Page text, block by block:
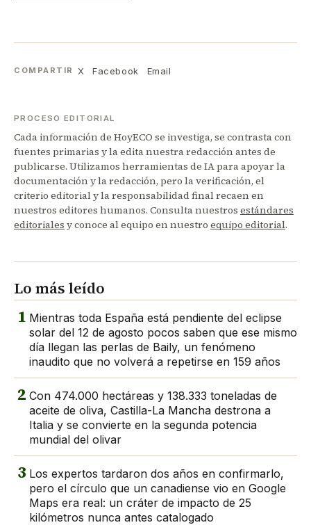
COMPARTIR X Facebook Email
PROCESO EDITORIAL
Cada información de HoyECO se investiga, se contrasta con
fuentes primarias y la edita nuestra redacción antes de
publicarse. Utilizamos herramientas de IA para apoyar la
documentación y la redacción, pero la verificación, el
criterio editorial y la responsabilidad final recaen en
nuestros editores humanos. Consulta nuestros estándares
editoriales y conoce al equipo en nuestro equipo editorial.
Lo más leído
1 Mientras toda España está pendiente del eclipse
solar del 12 de agosto pocos saben que ese mismo
día llegan las perlas de Baily, un fenómeno
inaudito que no volverá a repetirse en 159 años
2 Con 474.000 hectáreas y 138.333 toneladas de
aceite de oliva, Castilla-La Mancha destrona a
Italia y se convierte en la segunda potencia
mundial del olivar
3 Los expertos tardaron dos años en confirmarlo,
pero el círculo que un canadiense vio en Google
Maps era real: un cráter de impacto de 25
kilómetros nunca antes catalogado